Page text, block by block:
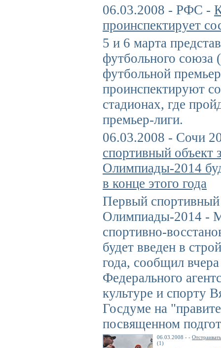
06.03.2008 - РФС -
проинспектирует
5 и 6 марта
футбольного
футбольной
проинспектируют
стадионах, где
премьер-лиги.
06.03.2008 - Сочи
спортивный объект
Олимпиады-2014
в конце этого года
Первый спортивный
Олимпиады-2014 -
спортивно-
будет введен в
года, сообщил
Федерального
культуре и спорту
Госдуме на
посвященном
06.03.2008 - -
(1)